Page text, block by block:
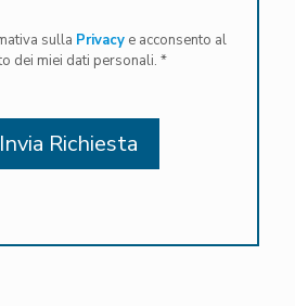
sulla Privacye acconsento al
dei miei dati personali. *